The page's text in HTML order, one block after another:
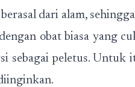
dari alam,
obat biasa yang
sebagai peletus. Untuk